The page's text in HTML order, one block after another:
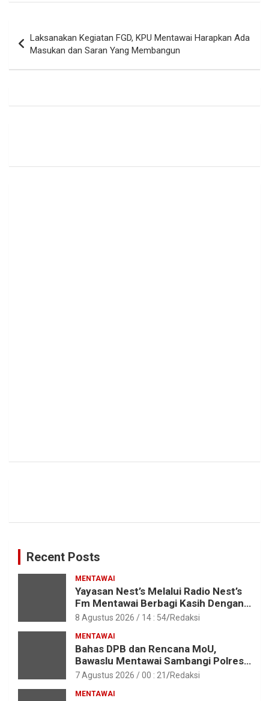
pos
Laksanakan Kegiatan FGD, KPU Mentawai Harapkan Ada
Masukan dan Saran Yang Membangun
Recent Posts
MENTAWAI
Yayasan Nest’s Melalui Radio Nest’s
Fm Mentawai Berbagi Kasih Dengan
Anak – Anak Asrama SMAN 2 Sipora
8 Agustus 2026 / 14 : 54 Redaksi
MENTAWAI
Bahas DPB dan Rencana MoU,
Bawaslu Mentawai Sambangi Polres
Mentawai
7 Agustus 2026 / 00 : 21 Redaksi
MENTAWAI